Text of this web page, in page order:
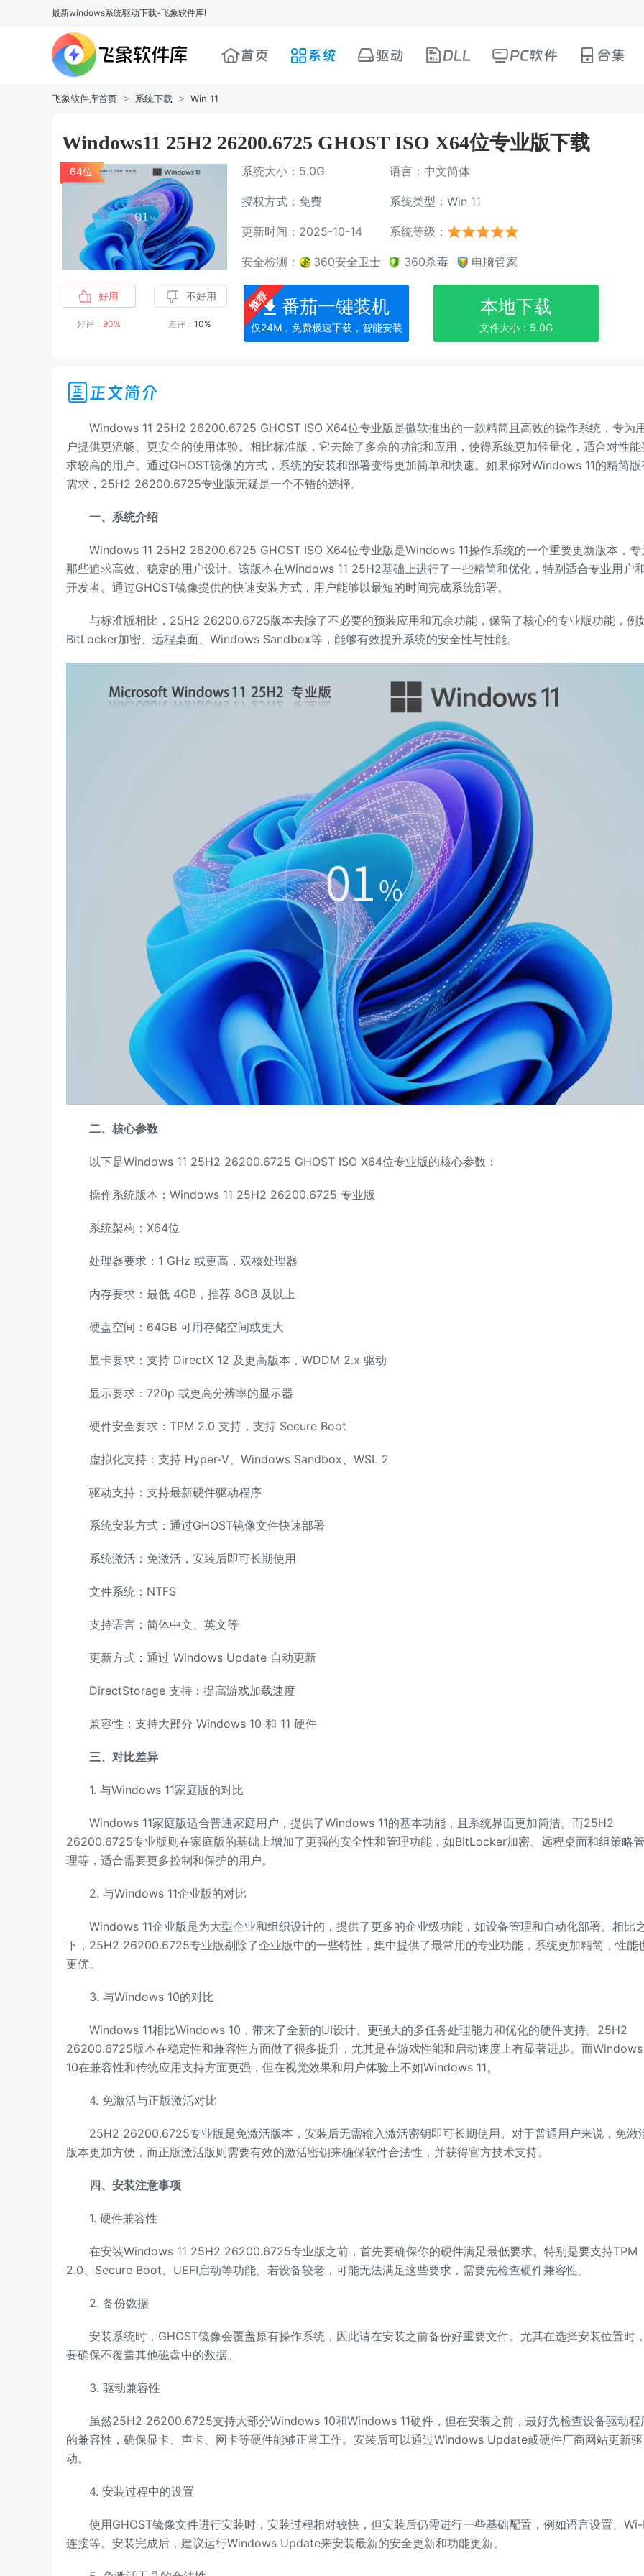
最新windows系统驱动下载-飞象软件库!
首页 系统 驱动 DLL PC软件 合集
飞象软件库首页 > 系统下载 > Win 11
Windows11 25H2 26200.6725 GHOST ISO X64位专业版下载
64位 系统大小：5.0G 语言：中文简体
授权方式：免费 系统类型：Win 11
更新时间：2025-10-14 系统等级：
安全检测： 360安全卫士 360杀毒 电脑管家
好用
好评： 90%
不好用
差评： 10%
番茄一键装机
仅24M，免费极速下载，智能安装
本地下载
文件大小：5.0G
正文简介
Windows 11 25H2 26200.6725 GHOST ISO X64位专业版是微软推出的一款精简且高效的操作系统，专为
户提供更流畅、更安全的使用体验。相比标准版，它去除了多余的功能和应用，使得系统更加轻量化，适合对性能
求较高的用户。通过GHOST镜像的方式，系统的安装和部署变得更加简单和快速。如果你对Windows 11的精简版
需求，25H2 26200.6725专业版无疑是一个不错的选择。
一、系统介绍
Windows 11 25H2 26200.6725 GHOST ISO X64位专业版是Windows 11操作系统的一个重要更新版本，专
那些追求高效、稳定的用户设计。该版本在Windows 11 25H2基础上进行了一些精简和优化，特别适合专业用户
开发者。通过GHOST镜像提供的快速安装方式，用户能够以最短的时间完成系统部署。
与标准版相比，25H2 26200.6725版本去除了不必要的预装应用和冗余功能，保留了核心的专业版功能，例
BitLocker加密、远程桌面、Windows Sandbox等，能够有效提升系统的安全性与性能。
二、核心参数
以下是Windows 11 25H2 26200.6725 GHOST ISO X64位专业版的核心参数：
操作系统版本：Windows 11 25H2 26200.6725 专业版
系统架构：X64位
处理器要求：1 GHz 或更高，双核处理器
内存要求：最低 4GB，推荐 8GB 及以上
硬盘空间：64GB 可用存储空间或更大
显卡要求：支持 DirectX 12 及更高版本，WDDM 2.x 驱动
显示要求：720p 或更高分辨率的显示器
硬件安全要求：TPM 2.0 支持，支持 Secure Boot
虚拟化支持：支持 Hyper-V、Windows Sandbox、WSL 2
驱动支持：支持最新硬件驱动程序
系统安装方式：通过GHOST镜像文件快速部署
系统激活：免激活，安装后即可长期使用
文件系统：NTFS
支持语言：简体中文、英文等
更新方式：通过 Windows Update 自动更新
DirectStorage 支持：提高游戏加载速度
兼容性：支持大部分 Windows 10 和 11 硬件
三、对比差异
1. 与Windows 11家庭版的对比
Windows 11家庭版适合普通家庭用户，提供了Windows 11的基本功能，且系统界面更加简洁。而25H2
26200.6725专业版则在家庭版的基础上增加了更强的安全性和管理功能，如BitLocker加密、远程桌面和组策略管
理等，适合需要更多控制和保护的用户。
2. 与Windows 11企业版的对比
Windows 11企业版是为大型企业和组织设计的，提供了更多的企业级功能，如设备管理和自动化部署。相比
下，25H2 26200.6725专业版剔除了企业版中的一些特性，集中提供了最常用的专业功能，系统更加精简，性能
更优。
3. 与Windows 10的对比
Windows 11相比Windows 10，带来了全新的UI设计、更强大的多任务处理能力和优化的硬件支持。25H2
26200.6725版本在稳定性和兼容性方面做了很多提升，尤其是在游戏性能和启动速度上有显著进步。而Windows
10在兼容性和传统应用支持方面更强，但在视觉效果和用户体验上不如Windows 11。
4. 免激活与正版激活对比
25H2 26200.6725专业版是免激活版本，安装后无需输入激活密钥即可长期使用。对于普通用户来说，免激
版本更加方便，而正版激活版则需要有效的激活密钥来确保软件合法性，并获得官方技术支持。
四、安装注意事项
1. 硬件兼容性
在安装Windows 11 25H2 26200.6725专业版之前，首先要确保你的硬件满足最低要求。特别是要支持TPM
2.0、Secure Boot、UEFI启动等功能。若设备较老，可能无法满足这些要求，需要先检查硬件兼容性。
2. 备份数据
安装系统时，GHOST镜像会覆盖原有操作系统，因此请在安装之前备份好重要文件。尤其在选择安装位置时
要确保不覆盖其他磁盘中的数据。
3. 驱动兼容性
虽然25H2 26200.6725支持大部分Windows 10和Windows 11硬件，但在安装之前，最好先检查设备驱动程
的兼容性，确保显卡、声卡、网卡等硬件能够正常工作。安装后可以通过Windows Update或硬件厂商网站更新驱
动。
4. 安装过程中的设置
使用GHOST镜像文件进行安装时，安装过程相对较快，但安装后仍需进行一些基础配置，例如语言设置、
连接等。安装完成后，建议运行Windows Update来安装最新的安全更新和功能更新。